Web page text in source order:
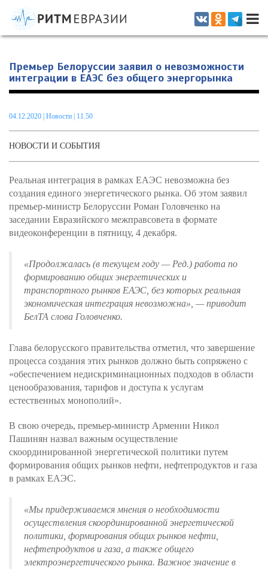
Информационно-аналитическое издание, посвященное актуальным
проблемам интеграции на постсоветском пространстве
Премьер Белоруссии заявил о невозможности
интеграции в ЕАЭС без общего энергорынка
04.12.2020 Новости | 11.50
НОВОСТИ И СОБЫТИЯ
Реальная интеграция в рамках ЕАЭС невозможна без
создания единого энергетического рынка. Об этом заявил
премьер-министр Белоруссии Роман Головченко на
заседании Евразийского межправсовета в формате
видеоконференции в пятницу, 4 декабря.
«Продолжалась (в текущем году — Ред.) работа по
формированию общих энергетических и
транспортного рынков ЕАЭС, без которых реальная
экономическая интеграция невозможна», — приводит
БелТА слова Головченко.
Глава белорусского правительства отметил, что завершение
процесса создания этих рынков должно быть сопряжено с
«обеспечением недискриминационных подходов в области
ценообразования, тарифов и доступа к услугам
естественных монополий».
В свою очередь, премьер-министр Армении Никол
Пашинян назвал важным осуществление
скоординированной энергетической политики путем
формирования общих рынков нефти, нефтепродуктов и газа
в рамках ЕАЭС.
«Мы придерживаемся мнения о необходимости
осуществления скоординированной энергетической
политики, формирования общих рынков нефти,
нефтепродуктов и газа, а также общего
электроэнергетического рынка. Важное значение в